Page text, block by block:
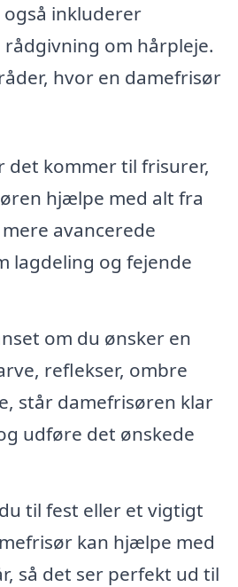
inkluderer
om hårpleje.
hvor en damefrisør
det kommer til frisurer,
hjælpe med alt fra
avancerede
lagdeling og fejende
om du ønsker en
reflekser, ombre
står damefrisøren klar
udføre det ønskede
til fest eller et vigtigt
kan hjælpe med
så det ser perfekt ud til